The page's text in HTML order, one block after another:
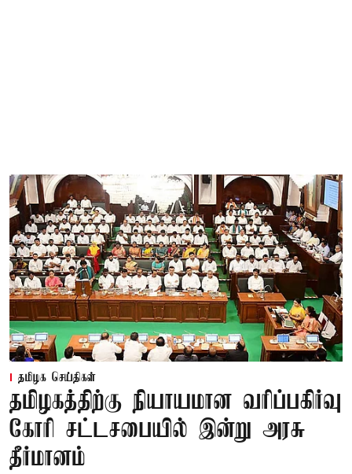
தமிழக செய்திகள்
தமிழகத்திற்கு நியாயமான வரிப்பகிர்வு
கோரி சட்டசபையில் இன்று அரசு
தீர்மானம்